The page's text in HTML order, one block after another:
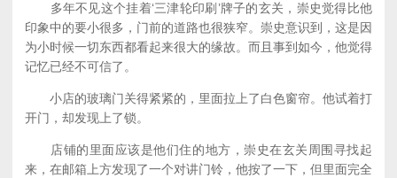
多年不见这个挂着‘三津轮印刷’牌子的玄关，崇史觉得比他
印象中的要小很多，门前的道路也很狭窄。崇史意识到，这是因
为小时候一切东西都看起来很大的缘故。而且事到如今，他觉得
记忆已经不可信了。
小店的玻璃门关得紧紧的，里面拉上了白色窗帘。他试着打
开门，却发现上了锁。
店铺的里面应该是他们住的地方，崇史在玄关周围寻找起
来，在邮箱上方发现了一个对讲门铃，他按了一下，但里面完全